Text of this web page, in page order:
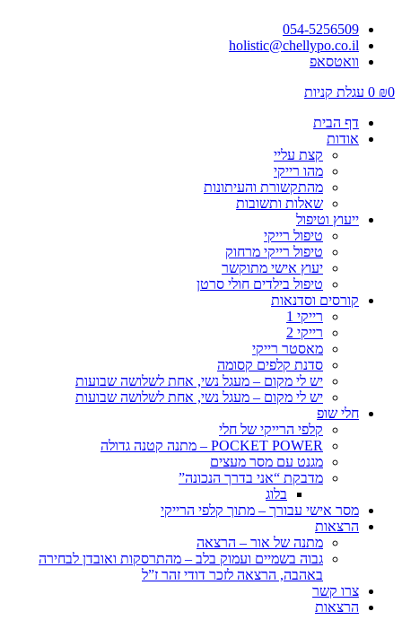
054-5256509
holistic@chellypo.co.il
וואטסאפ
₪0
0 עגלת קניות
דף הבית
אודות
קצת עליי
מהו רייקי
מהתקשורת והעיתונות
שאלות ותשובות
ייעוץ וטיפול
טיפול רייקי
טיפול רייקי מרחוק
יעוץ אישי מתוקשר
טיפול בילדים חולי סרטן
קורסים וסדנאות
רייקי 1
רייקי 2
מאסטר רייקי
סדנת קלפים קסומה
יש לי מקום – מעגל נשי, אחת לשלושה שבועות
יש לי מקום – מעגל נשי, אחת לשלושה שבועות
חלי שופ
קלפי הרייקי של חלי
POCKET POWER – מתנה קטנה גדולה
מגנט עם מסר מעצים
מדבקת “אני בדרך הנכונה”
בלוג
מסר אישי עבורך – מתוך קלפי הרייקי
הרצאות
מתנה של אור – הרצאה
גבוה בשמיים ועמוק בלב – מהתרסקות ואובדן לבחירה
באהבה, הרצאה לזכר דודי זהר ז”ל
צרו קשר
הרצאות